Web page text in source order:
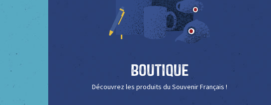
Boutique
Découvrez les produits du Souvenir Français !